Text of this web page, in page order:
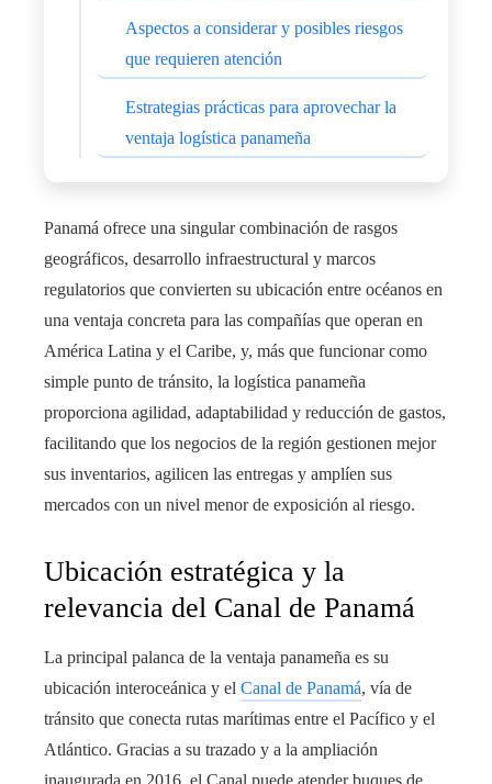
Aspectos a considerar y posibles riesgos
que requieren atención
Estrategias prácticas para aprovechar la
ventaja logística panameña
Panamá ofrece una singular combinación de rasgos
geográficos, desarrollo infraestructural y marcos
regulatorios que convierten su ubicación entre océanos en
una ventaja concreta para las compañías que operan en
América Latina y el Caribe, y, más que funcionar como
simple punto de tránsito, la logística panameña
proporciona agilidad, adaptabilidad y reducción de gastos,
facilitando que los negocios de la región gestionen mejor
sus inventarios, agilicen las entregas y amplíen sus
mercados con un nivel menor de exposición al riesgo.
Ubicación estratégica y la
relevancia del Canal de Panamá
La principal palanca de la ventaja panameña es su
ubicación interoceánica y el Canal de Panamá, vía de
tránsito que conecta rutas marítimas entre el Pacífico y el
Atlántico. Gracias a su trazado y a la ampliación